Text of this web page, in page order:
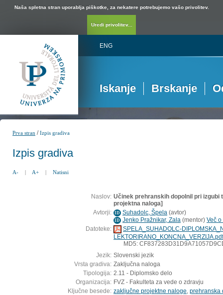
Naša spletna stran uporablja piškotke, za nekatere potrebujemo vašo privolitev.
Uredi privolitev...
ENG
Iskanje Brskanje
Prva stran /Izpis gradiva
Izpis gradiva
A- | A+ | Natisni
Naslov: Učinek prehranskih dopolnil pri izgubi
projektna naloga]
Avtorji: ID Suhadolc, Špela (avtor)
ID Jenko Pražnikar, Zala (mentor) Več
Datoteke:
SPELA_SUHADOLC-
LEKTORIRANO_KONCNA_VERZIJA.pdf
MD5:
Jezik: Slovenski jezik
Vrsta gradiva: Zaključna naloga
Tipologija: 2.11 - Diplomsko delo
Organizacija: FVZ - Fakulteta za vede o zdravju
Ključne besede: zaključne projektne naloge prehranska